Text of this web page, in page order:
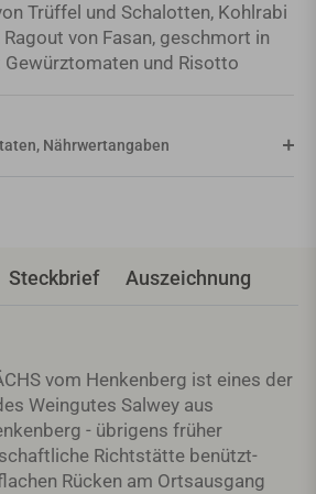
Trüffel und Schalotten, Kohlrabi
von Fasan, geschmort in
und Risotto
Nährwertangaben
Steckbrief Auszeichnung
vom Henkenberg ist eines der
Weingutes Salwey aus
- übrigens früher
Richtstätte benützt-
Rücken am Ortsausgang